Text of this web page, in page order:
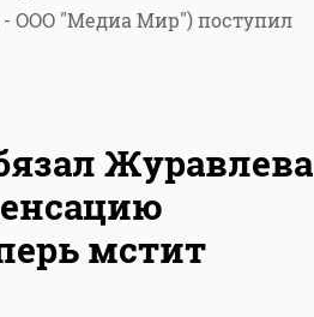
ООО "Медиа Мир") поступил
Журавлева
мстит